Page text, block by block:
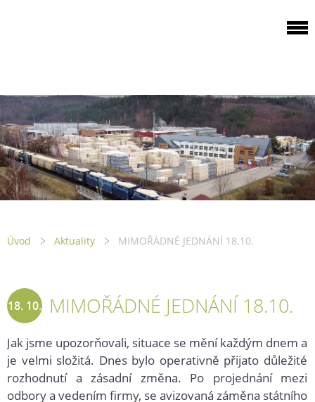
Úvod Aktuality MIMOŘÁDNÉ JEDNÁNÍ 18.10.
18. 10.
2021
MIMOŘÁDNÉ JEDNÁNÍ 18.10.
Jak jsme upozorňovali, situace se mění každým dnem a
je velmi složitá. Dnes bylo operativně přijato důležité
rozhodnutí a zásadní změna. Po projednání mezi
odbory a vedením firmy, se avizovaná záměna státního